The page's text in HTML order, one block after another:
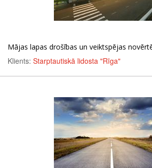
Mājas lapas drošības un veiktspējas
Klients: Starptautiskā lidosta "Rīga"